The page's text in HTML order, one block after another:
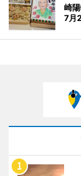
崎
7月